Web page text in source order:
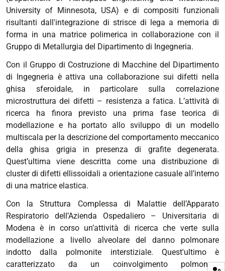
University of Minnesota, USA) e di compositi funzionali
risultanti dall'integrazione di strisce di lega a memoria di
forma in una matrice polimerica in collaborazione con il
Gruppo di Metallurgia del Dipartimento di Ingegneria.
Con il Gruppo di Costruzione di Macchine del Dipartimento
di Ingegneria è attiva una collaborazione sui difetti nella
ghisa sferoidale, in particolare sulla correlazione
microstruttura dei difetti – resistenza a fatica. L’attività di
ricerca ha finora previsto una prima fase teorica di
modellazione e ha portato allo sviluppo di un modello
multiscala per la descrizione del comportamento meccanico
della ghisa grigia in presenza di grafite degenerata.
Quest’ultima viene descritta come una distribuzione di
cluster di difetti ellissoidali a orientazione casuale all’interno
di una matrice elastica.
Con la Struttura Complessa di Malattie dell’Apparato
Respiratorio dell’Azienda Ospedaliero – Universitaria di
Modena è in corso un’attività di ricerca che verte sulla
modellazione a livello alveolare del danno polmonare
indotto dalla polmonite interstiziale. Quest'ultimo è
caratterizzato da un coinvolgimento polmonare